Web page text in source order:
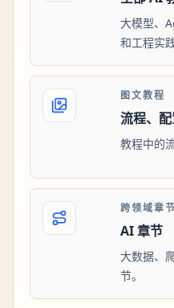
大模型、
和工程实践
图文教程
流程、
教程中的
跨领域章节
AI 章节
大数据、
节。